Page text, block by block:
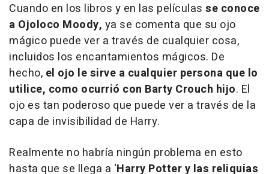
Cuando en los libros y en las películas se conoce
a Ojoloco Moody, ya se comenta que su ojo
mágico puede ver a través de cualquier cosa,
incluidos los encantamientos mágicos. De
hecho, el ojo le sirve a cualquier persona que lo
utilice, como ocurrió con Barty Crouch hijo. El
ojo es tan poderoso que puede ver a través de la
capa de invisibilidad de Harry.
Realmente no habría ningún problema en esto
hasta que se llega a ‘Harry Potter y las reliquias